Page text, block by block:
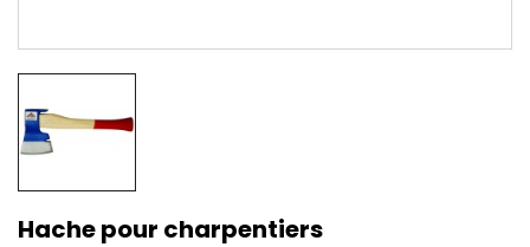
Hache pour charpentiers